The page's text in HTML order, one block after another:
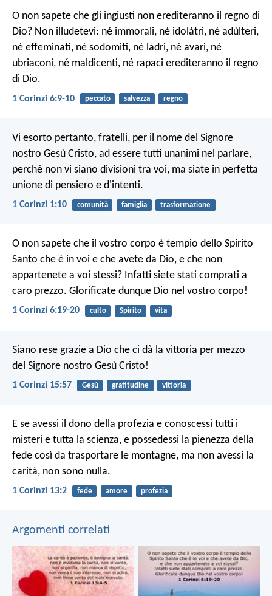
O non sapete che gli ingiusti non erediteranno il regno di
Dio? Non illudetevi: né immorali, né idolàtri, né adùlteri,
né effeminati, né sodomiti, né ladri, né avari, né
ubriaconi, né maldicenti, né rapaci erediteranno il regno
di Dio.
1 Corinzi 6:9-10 peccato salvezza regno
Vi esorto pertanto, fratelli, per il nome del Signore
nostro Gesù Cristo, ad essere tutti unanimi nel parlare,
perché non vi siano divisioni tra voi, ma siate in perfetta
unione di pensiero e d'intenti.
1 Corinzi 1:10 comunità famiglia trasformazione
O non sapete che il vostro corpo è tempio dello Spirito
Santo che è in voi e che avete da Dio, e che non
appartenete a voi stessi? Infatti siete stati comprati a
caro prezzo. Glorificate dunque Dio nel vostro corpo!
1 Corinzi 6:19-20 culto Spirito vita
Siano rese grazie a Dio che ci dà la vittoria per mezzo
del Signore nostro Gesù Cristo!
1 Corinzi 15:57 Gesù gratitudine vittoria
E se avessi il dono della profezia e conoscessi tutti i
misteri e tutta la scienza, e possedessi la pienezza della
fede così da trasportare le montagne, ma non avessi la
carità, non sono nulla.
1 Corinzi 13:2 fede amore profezia
Argomenti correlati